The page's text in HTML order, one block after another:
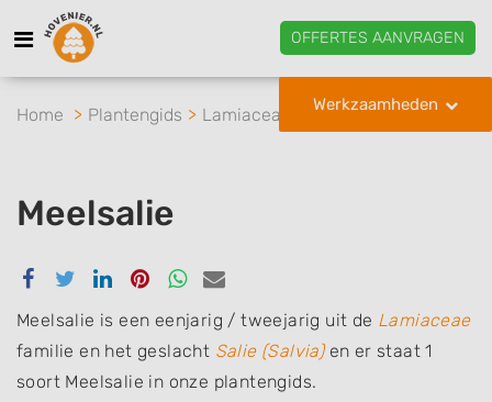
OFFERTES AANVRAGEN
Werkzaamheden
Home Plantengids Lamiaceae Salie Meelsalie
Meelsalie
Delen
Facebook
Delen
Twitter
Delen
Linkedin
Delen
Pinterest
Delen
Whatsapp
Delen
email
Meelsalie is een eenjarig / tweejarig uit de Lamiaceae
familie en het geslacht Salie (Salvia)en er staat 1
soort Meelsalie in onze plantengids.